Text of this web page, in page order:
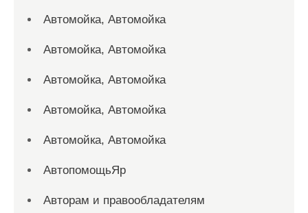
Автомойка, Автомойка
Автомойка, Автомойка
Автомойка, Автомойка
Автомойка, Автомойка
Автомойка, Автомойка
АвтопомощьЯр
Авторам и правообладателям